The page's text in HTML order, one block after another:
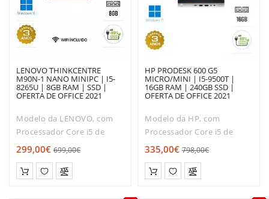
LENOVO THINKCENTRE
M90N-1 NANO MINIPC | I5-
8265U | 8GB RAM | SSD |
OFERTA DE OFFICE 2021
Modelo da LENOVO, com
Processador Core i5 de
Oitava geração.Muito boa
/ preço!O LENOVO
299,00€ 699,00€
HP PRODESK 600 G5
MICRO/MINI | I5-9500T |
16GB RAM | 240GB SSD |
OFERTA DE OFFICE 2021
Modelo da HP, com
Processador Core i5 de
Nona geração. Muito boa
/ preço!O HP ProDesk 600
335,00€ 798,00€